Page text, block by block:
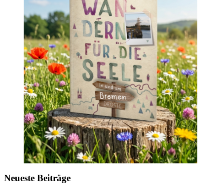
Neueste Beiträge